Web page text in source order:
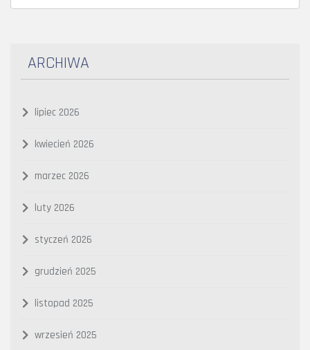
ARCHIWA
lipiec 2026
kwiecień 2026
marzec 2026
luty 2026
styczeń 2026
grudzień 2025
listopad 2025
wrzesień 2025